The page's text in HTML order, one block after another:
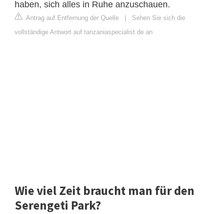
haben, sich alles in Ruhe anzuschauen.
Antrag auf Entfernung der Quelle
Sehen Sie sich die
vollständige Antwort auf tanzaniaspecialist.de an
Wie viel Zeit braucht man für den
Serengeti Park?